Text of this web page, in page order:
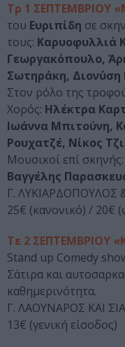
Τρ 1 ΣΕΠΤΕΜΒΡΙΟΥ
του Ευριπίδη σε
τους: Καρυοφυλλιά
Γεωργακόπουλο,
Σωτηράκη, Διονύση
Στον ρόλο της
Χορός: Ηλέκτρα
Ιωάννα Μπιτούνη,
Ρουχατζέ, Νίκος
Μουσικοί επί σκηνής:
Βαγγέλης
Γ. ΛΥΚΙΑΡΔΟΠΟΥΛΟΣ
25€ (κανονικό) / 20€
Τε 2 ΣΕΠΤΕΜΒΡΙΟΥ
Stand up Comedy
Σάτιρα και
καθημερινότητα.
Γ. ΛΑΟΥΝΑΡΟΣ ΚΑΙ
13€ (γενική είσοδος)